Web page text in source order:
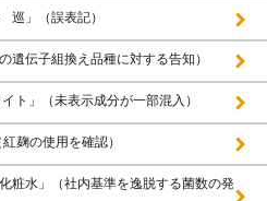
」（誤表記）
遺伝子組換え品種に対する告知）
ト」（未表示成分が一部混入）
麹の使用を確認）
粧水」（社内基準を逸脱する菌数の発